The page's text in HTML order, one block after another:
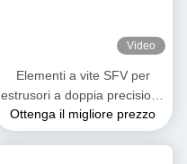
Video
Elementi a vite SFV per
estrusori a doppia precisione
Elementi a vite per estrusori
in plastica
Ottenga il migliore prezzo